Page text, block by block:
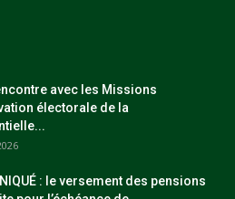
avec les Missions
électorale de la
: le versement des pensions